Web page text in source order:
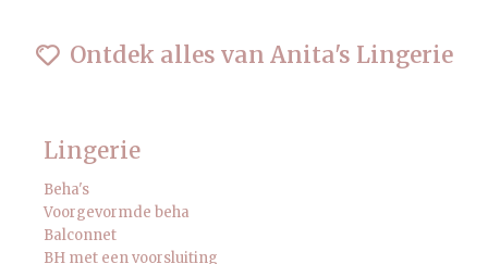
Ontdek alles van Anita's Lingerie
Lingerie
Beha's
Voorgevormde beha
Balconnet
BH met een voorsluiting